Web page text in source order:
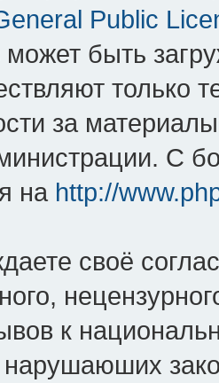
Public
может быть
только
за
С
на http://
своё
к
нарушаюших